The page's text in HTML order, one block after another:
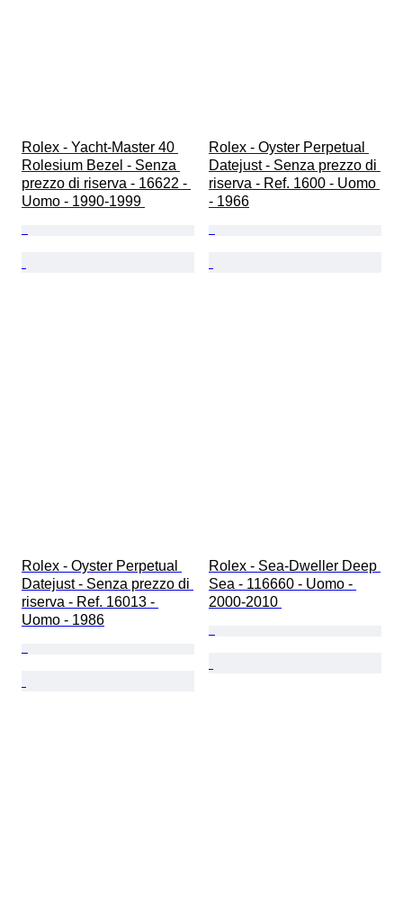
Rolex - Yacht-Master 40
Rolesium Bezel - Senza
prezzo di riserva - 16622 -
Uomo - 1990-1999
Rolex - Oyster Perpetual
Datejust - Senza prezzo di
riserva - Ref. 1600 - Uomo
- 1966
Rolex - Oyster Perpetual
Datejust - Senza prezzo di
riserva - Ref. 16013 -
Uomo - 1986
Rolex - Sea-Dweller Deep
Sea - 116660 - Uomo -
2000-2010